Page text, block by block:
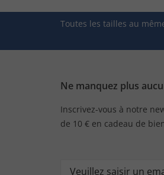
Toutes les tailles au
Ne manquez plus
Inscrivez-vous à notre
de 10 € en cadeau de